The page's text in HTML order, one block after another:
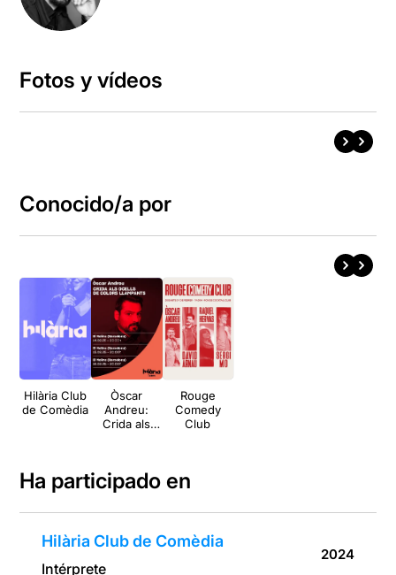
Fotos y vídeos
Conocido/a por
Hilària Club
de Comèdia
Òscar
Andreu:
Crida als
Rouge
Comedy
Club
Ha participado en
Hilària Club de Comèdia
Intérprete
2024